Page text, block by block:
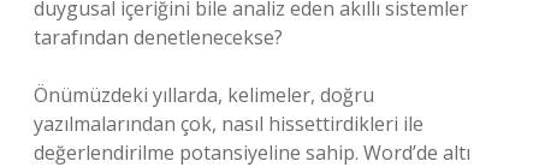
duygusal içeriğini bile analiz eden akıllı sistemler
tarafından denetlenecekse?
Önümüzdeki yıllarda, kelimeler, doğru
yazılmalarından çok, nasıl hissettirdikleri ile
değerlendirilme potansiyeline sahip. Word’de altı